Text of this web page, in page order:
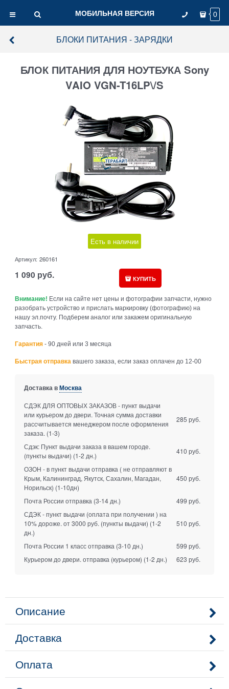
МОБИЛЬНАЯ ВЕРСИЯ 0
БЛОКИ ПИТАНИЯ - ЗАРЯДКИ
БЛОК ПИТАНИЯ ДЛЯ НОУТБУКА Sony
VAIO VGN-T16LP\/S
Есть в наличии
Артикул: 260161
1 090 руб. КУПИТЬ
Внимание! Если на сайте нет цены и фотографии запчасти, нужно
разобрать устройство и прислать маркировку (фотографию) на
нашу эл.почту. Подберем аналог или закажем оригинальную
запчасть.
Гарантия - 90 дней или 3 месяца
Быстрая отправка вашего заказа, если заказ оплачен до 12-00
Доставка вМосква
СДЭК ДЛЯ ОПТОВЫХ ЗАКАЗОВ - пункт выдачи
или курьером до двери. Точная сумма доставки
рассчитывается менеджером после оформления
заказа. (1-3)
285 руб.
Сдэк: Пункт выдачи заказа в вашем городе.
(пункты выдачи) (1-2 дн.)
410 руб.
ОЗОН - в пункт выдачи отправка ( не отправляют в
Крым, Калининград, Якутск, Сахалин, Магадан,
Норильск) (1-10дн)
450 руб.
Почта России отправка (3-14 дн.)
499 руб.
СДЭК - пункт выдачи (оплата при получении ) на
10% дороже. от 3000 руб. (пункты выдачи) (1-2
дн.)
510 руб.
Почта России 1 класс отправка (3-10 дн.)
599 руб.
Курьером до двери. отправка (курьером) (1-2 дн.) 623 руб.
Описание
Доставка
Оплата